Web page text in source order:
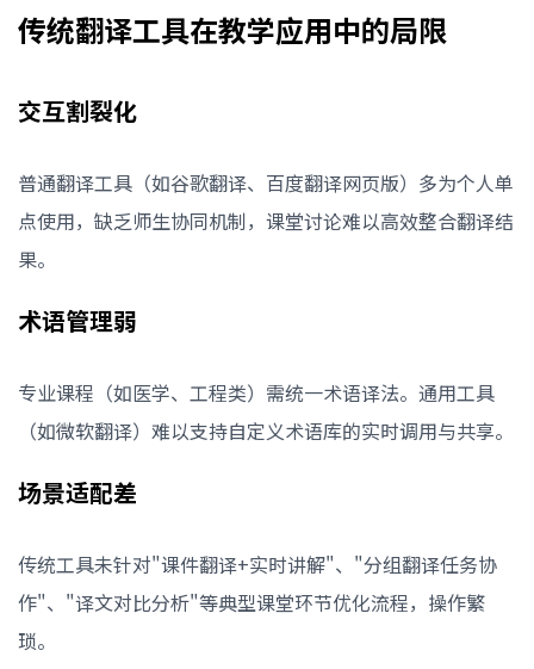
区别是什么？
如何？
Q：网络不稳定时如何保障课堂流畅？
Q：是否支持除中英外的其他语言对？
传统翻译工具在教学应用中的局限
交互割裂化
普通翻译工具（如谷歌翻译、百度翻译网页版）多为个人单
点使用，缺乏师生协同机制，课堂讨论难以高效整合翻译结
果。
术语管理弱
专业课程（如医学、工程类）需统一术语译法。通用工具
（如微软翻译）难以支持自定义术语库的实时调用与共享。
场景适配差
传统工具未针对"课件翻译+实时讲解"、"分组翻译任务协
作"、"译文对比分析"等典型课堂环节优化流程，操作繁
琐。